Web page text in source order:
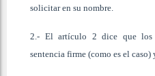
solicitar en su nombre.
2.- El artículo 2 dice que los
sentencia firme (como es el caso)